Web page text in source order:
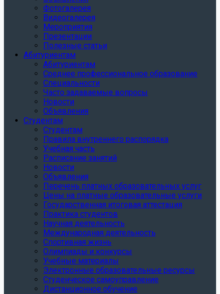
Фотогалерея
Видеогалерея
Мероприятия
Презентации
Полезные статьи
Абитуриентам
Абитуриентам
Среднее профессиональное образование
Специальности
Часто задаваемые вопросы
Новости
Объявления
Студентам
Студентам
Правила внутреннего распорядка
Учебная часть
Расписание занятий
Новости
Объявления
Перечень платных образовательных услуг
Цены на платные образовательные услуги
Государственная итоговая аттестация
Практика студентов
Научная деятельность
Международная деятельность
Спортивная жизнь
Олимпиады и конкурсы
Учебные материалы
Электронные образовательные ресурсы
Студенческое самоуправление
Дистанционное обучение